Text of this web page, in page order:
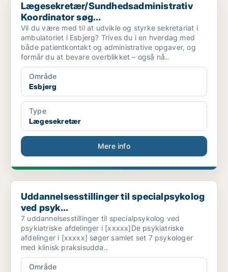
Lægesekretær/Sundhedsadministrativ
Koordinator søg...
Vil du være med til at udvikle og styrke sekretariat i
ambulatoriet i Esbjerg? Trives du i en hverdag med
både patientkontakt og administrative opgaver, og
formår du at bevare overblikket – også nå..
Område
Esbjerg
Type
Lægesekretær
Mere info
Uddannelsesstillinger til specialpsykolog ved psyk...
Uddannelsesstillinger til specialpsykolog
ved psyk...
7 uddannelsesstillinger til specialpsykolog ved
psykiatriske afdelinger i [xxxxx]De psykiatriske
afdelinger i [xxxxx] søger samlet set 7 psykologer
med klinisk praksisudda..
Område